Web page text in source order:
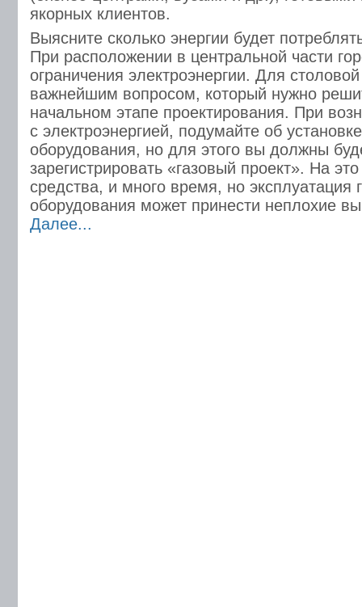
якорных клиентов.
Выясните сколько энергии будет
При расположении в центральной части
ограничения электроэнергии. Для
важнейшим вопросом, который нужно
начальном этапе проектирования. При
с электроэнергией, подумайте об
оборудования, но для этого вы должны
зарегистрировать «газовый проект». На
средства, и много время, но эксплуатация
оборудования может принести неплохие
Далее...